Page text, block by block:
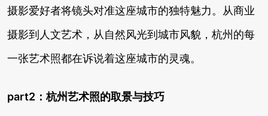
摄影爱好者将镜头对准这座城市的独特魅力。从商业
摄影到人文艺术，从自然风光到城市风貌，杭州的每
一张艺术照都在诉说着这座城市的灵魂。
part2：杭州艺术照的取景与技巧